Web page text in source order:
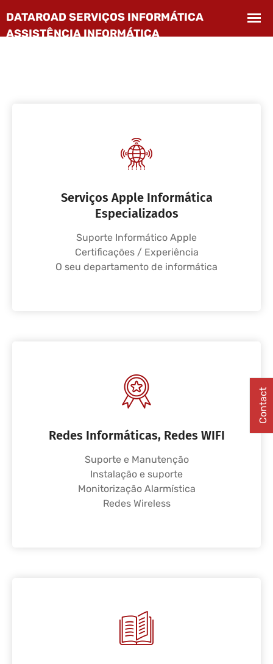
Serviços Apple Informática
Especializados
Suporte Informático Apple
Certificações / Experiência
O seu departamento de informática
Redes Informáticas, Redes WIFI
Suporte e Manutenção
Instalação e suporte
Monitorização Alarmística
Redes Wireless
Contact